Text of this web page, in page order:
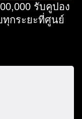
รับคูปอง
ทุกระยะที่ศูนย์